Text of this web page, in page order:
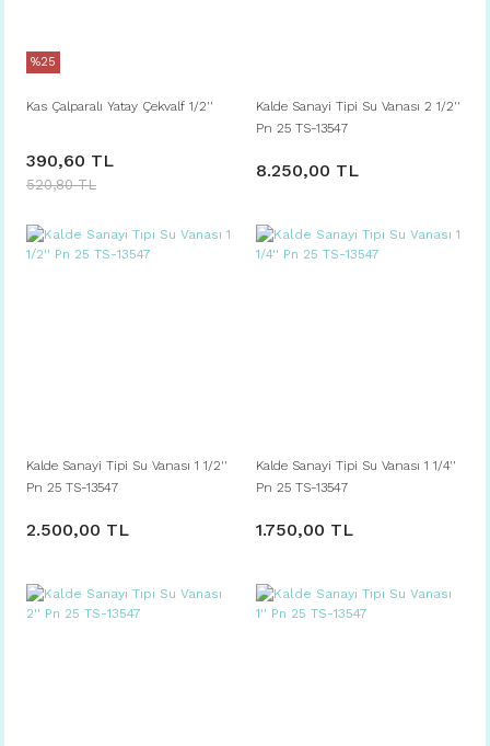
%25
Kas Çalparalı Yatay Çekvalf 1/2''
390,60 TL
520,80 TL
Kalde Sanayi Tipi Su Vanası 2 1/2''
Pn 25 TS-13547
8.250,00 TL
Kalde Sanayi Tipi Su Vanası 1 1/2''
Pn 25 TS-13547
2.500,00 TL
Kalde Sanayi Tipi Su Vanası 1 1/4''
Pn 25 TS-13547
1.750,00 TL